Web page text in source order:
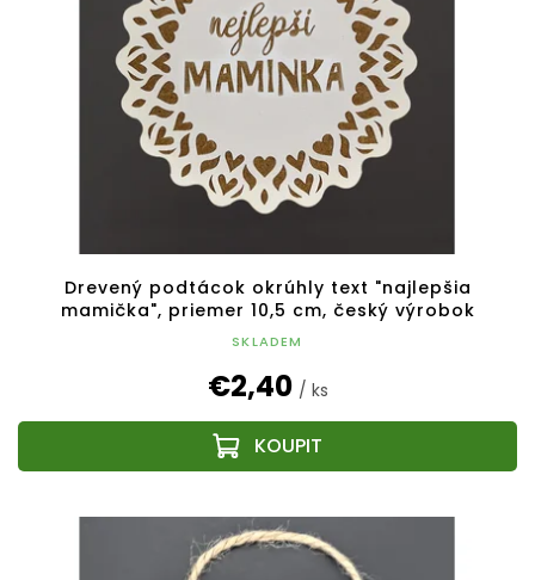
Drevený podtácok okrúhly text "najlepšia
mamička", priemer 10,5 cm, český výrobok
SKLADEM
€2,40 / ks